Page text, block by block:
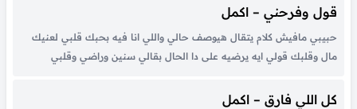
طول ما قلبي...
قول وفرحني – اكمل
حبيبي مافيش كلام يتقال هيوصف حالي واللي انا فيه بحبك قلبي لعنيك
مال وقلبك قولي ايه يرضيه على دا الحال بقالي سنين وراضي وقلبي
بكلمة ريحني حقيقي اختارني قلبك عايزني اعيش حياتي...
كل اللي فارق – اكمل